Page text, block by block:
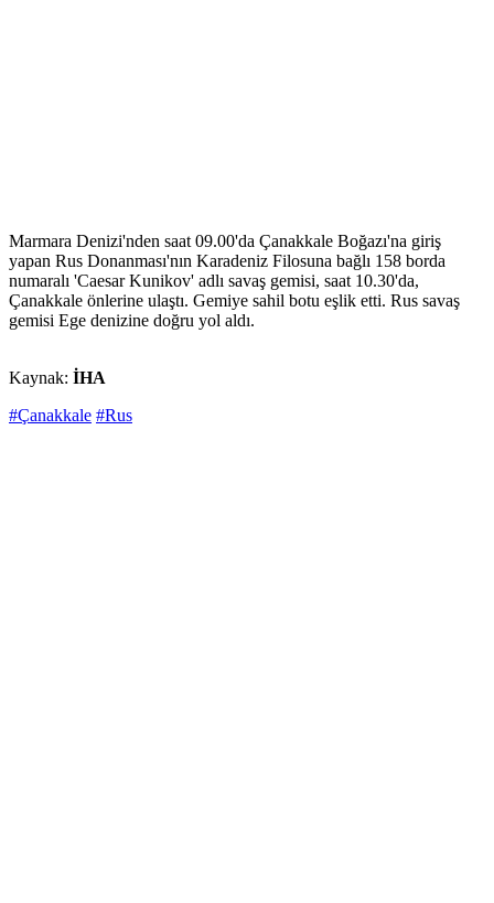
Marmara Denizi'nden saat 09.00'da Çanakkale Boğazı'na giriş
yapan Rus Donanması'nın Karadeniz Filosuna bağlı 158 borda
numaralı 'Caesar Kunikov' adlı savaş gemisi, saat 10.30'da,
Çanakkale önlerine ulaştı. Gemiye sahil botu eşlik etti. Rus savaş
gemisi Ege denizine doğru yol aldı.
Kaynak: İHA
#Çanakkale #Rus